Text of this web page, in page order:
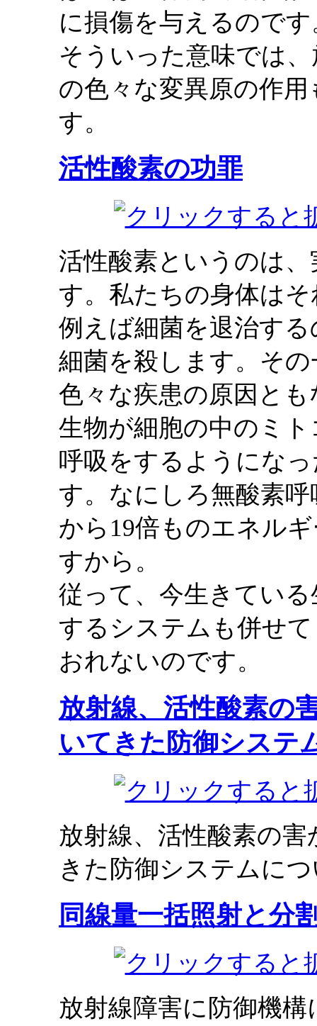
に損傷を与えるのです
そういった意味では
の色々な変異原の作
す。
活性酸素の功罪
活性酸素というのは
す。私たちの身体は
例えば細菌を退治す
細菌を殺します。そ
色々な疾患の原因と
生物が細胞の中のミ
呼吸をするようにな
す。なにしろ無酸素
から19倍ものエネル
すから。
従って、今生きてい
するシステムも併せ
おれないのです。
放射線、活性酸素の
いてきた防御システ
放射線、活性酸素の
きた防御システムに
同線量一括照射と分
放射線障害に防御機